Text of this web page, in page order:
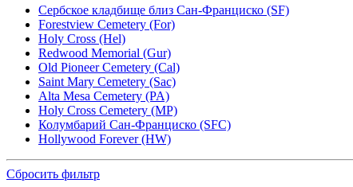
Сербское кладбище близ Сан-Франциско (SF)
Forestview Cemetery (For)
Holy Cross (Hel)
Redwood Memorial (Gur)
Old Pioneer Cemetery (Cal)
Saint Mary Cemetery (Sac)
Alta Mesa Cemetery (PA)
Holy Cross Cemetery (MP)
Колумбарий Сан-Франциско (SFC)
Hollywood Forever (HW)
Сбросить фильтр